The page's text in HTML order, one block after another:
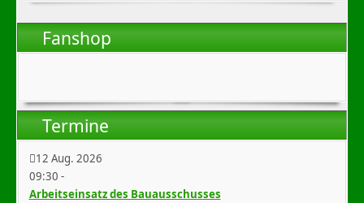
Fanshop
Termine
12 Aug. 2026
09:30 -
Arbeitseinsatz des Bauausschusses